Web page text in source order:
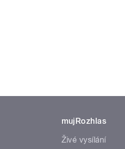
mujRozhlas
Živé vysílání